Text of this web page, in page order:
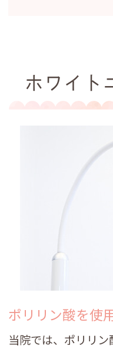
ホワイト
ポリリン酸を使
当院では、ポリリ